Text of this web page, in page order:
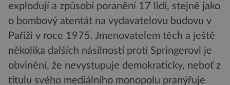
explodují a způsobí poranění 17 lidí, stejně jako
o bombový atentát na vydavatelovu budovu v
Paříži v roce 1975. Jmenovatelem těch a ještě
několika dalších násilností proti Springerovi je
obvinění, že nevystupuje demokraticky, neboť z
titulu svého mediálního monopolu pranýřuje